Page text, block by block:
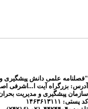
"فصلنامه علمی دانش پیشگیری
آدرس: بزرگراه آیت ا...اشرفی
سازمان پیشگیری و مدیریت
کد پستی: ۱۴۶۳۶۱۳۱۱۱